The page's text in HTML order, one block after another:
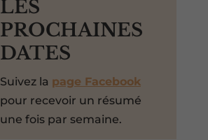
LES
PROCHAINES
DATES
Suivez la page Facebook
pour recevoir un résumé
une fois par semaine.